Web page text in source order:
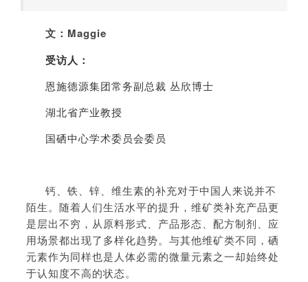
文：Maggie
受访人：
恩施德源集团常务副总裁 丛欣博士
湖北省产业教授
国硒中心学术委员会委员
钙、铁、锌、维生素的补充对于中国人来说并不
陌生。随着人们生活水平的提升，维矿类补充产品更
是层出不穷，从原料形式、产品形态、配方制剂、应
用场景都出现了多样化趋势。与其他维矿类不同，硒
元素作为同样也是人体必需的微量元素之一却始终处
于认知度不高的状态。